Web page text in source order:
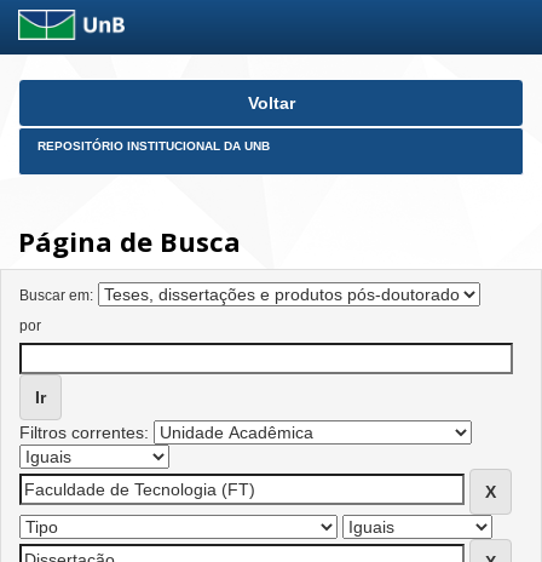
Skip
Voltar
REPOSITÓRIO INSTITUCIONAL DA UNB
Página de Busca
Buscar em:
por
Filtros correntes: